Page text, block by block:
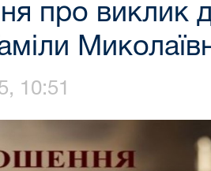
про виклик
10:51